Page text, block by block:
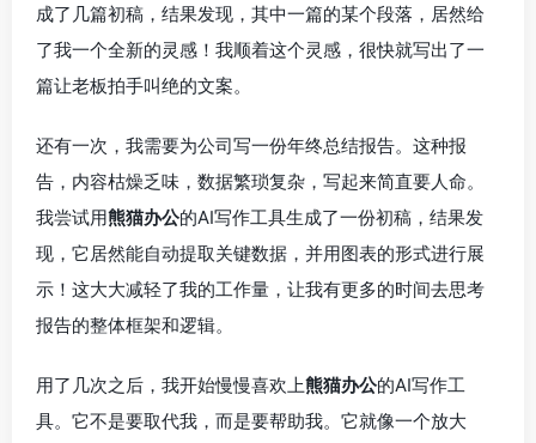
成了几篇初稿，结果发现，其中一篇的某个段落，居然给
了我一个全新的灵感！我顺着这个灵感，很快就写出了一
篇让老板拍手叫绝的文案。
还有一次，我需要为公司写一份年终总结报告。这种报
告，内容枯燥乏味，数据繁琐复杂，写起来简直要人命。
我尝试用熊猫办公的AI写作工具生成了一份初稿，结果发
现，它居然能自动提取关键数据，并用图表的形式进行展
示！这大大减轻了我的工作量，让我有更多的时间去思考
报告的整体框架和逻辑。
用了几次之后，我开始慢慢喜欢上熊猫办公的AI写作工
具。它不是要取代我，而是要帮助我。它就像一个放大